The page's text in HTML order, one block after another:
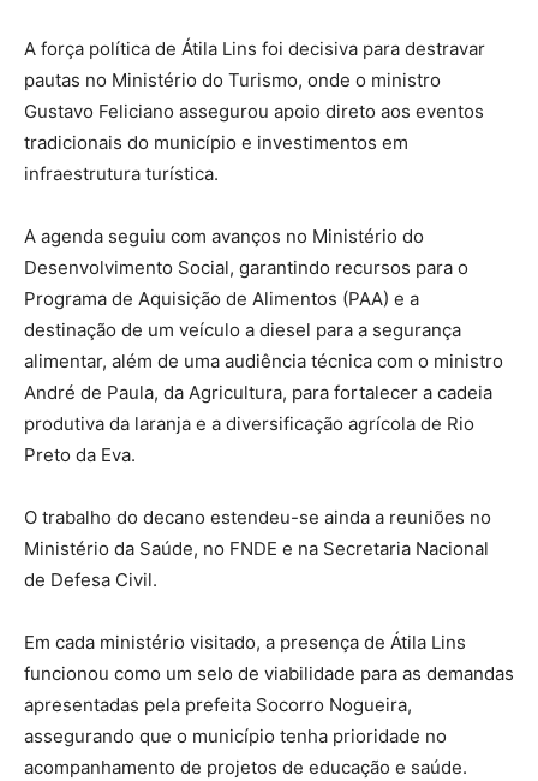
A força política de Átila Lins foi decisiva para destravar
pautas no Ministério do Turismo, onde o ministro
Gustavo Feliciano assegurou apoio direto aos eventos
tradicionais do município e investimentos em
infraestrutura turística.
A agenda seguiu com avanços no Ministério do
Desenvolvimento Social, garantindo recursos para o
Programa de Aquisição de Alimentos (PAA) e a
destinação de um veículo a diesel para a segurança
alimentar, além de uma audiência técnica com o ministro
André de Paula, da Agricultura, para fortalecer a cadeia
produtiva da laranja e a diversificação agrícola de Rio
Preto da Eva.
O trabalho do decano estendeu-se ainda a reuniões no
Ministério da Saúde, no FNDE e na Secretaria Nacional
de Defesa Civil.
Em cada ministério visitado, a presença de Átila Lins
funcionou como um selo de viabilidade para as demandas
apresentadas pela prefeita Socorro Nogueira,
assegurando que o município tenha prioridade no
acompanhamento de projetos de educação e saúde.